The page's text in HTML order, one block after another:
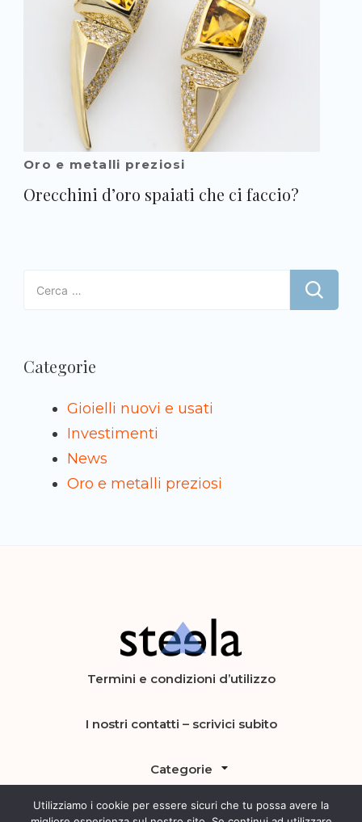
Oro e metalli preziosi
Orecchini d’oro spaiati che ci faccio?
Ricerca
per:
Categorie
Gioielli nuovi e usati
Investimenti
News
Oro e metalli preziosi
Steela
Termini e condizioni d’utilizzo
I nostri contatti – scrivici subito
Categorie
Utilizziamo i cookie per essere sicuri che tu possa avere la